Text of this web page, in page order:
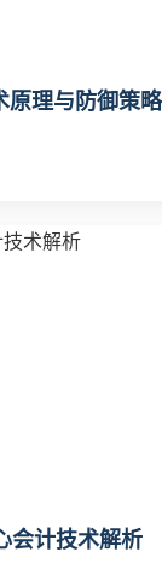
原理与防御策略
会计技术解析